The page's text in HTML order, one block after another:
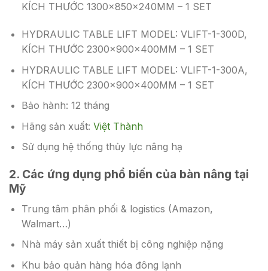
KÍCH THƯỚC 1300x850x240MM – 1 SET
HYDRAULIC TABLE LIFT MODEL: VLIFT-1-300D,
KÍCH THƯỚC 2300x900x400MM – 1 SET
HYDRAULIC TABLE LIFT MODEL: VLIFT-1-300A,
KÍCH THƯỚC 2300x900x400MM – 1 SET
Bảo hành: 12 tháng
Hãng sản xuất: Việt Thành
Sử dụng hệ thống thủy lực nâng hạ
2. Các ứng dụng phổ biến của bàn nâng tại
Mỹ
Trung tâm phân phối & logistics (Amazon,
Walmart…)
Nhà máy sản xuất thiết bị công nghiệp nặng
Khu bảo quản hàng hóa đông lạnh